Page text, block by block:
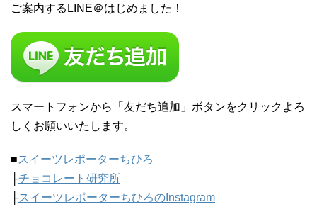
ご案内するLINE＠はじめました！
スマートフォンから「友だち追加」ボタンをクリックよろ
しくお願いいたします。
■スイーツレポーターちひろ
├チョコレート研究所
├スイーツレポーターちひろのInstagram